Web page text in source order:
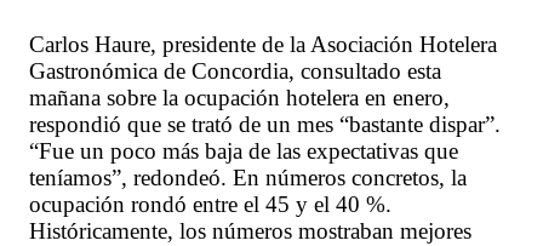
Carlos Haure, presidente de la Asociación Hotelera
Gastronómica de Concordia, consultado esta
mañana sobre la ocupación hotelera en enero,
respondió que se trató de un mes “bastante dispar”.
“Fue un poco más baja de las expectativas que
teníamos”, redondeó. En números concretos, la
ocupación rondó entre el 45 y el 40 %.
Históricamente, los números mostraban mejores